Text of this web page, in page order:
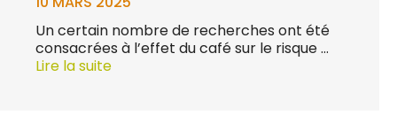
Un certain nombre de recherches ont été
consacrées à l’effet du café sur le risque …
Lire la suite